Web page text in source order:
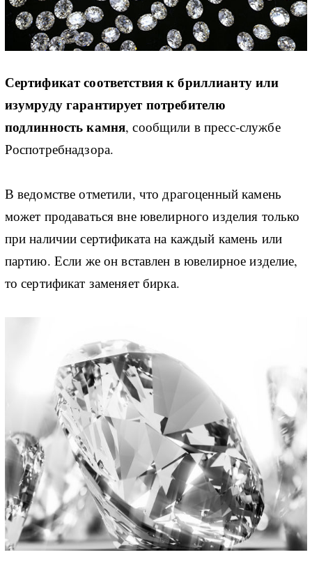
Сертификат соответствия к бриллианту или
изумруду гарантирует потребителю
подлинность камня, сообщили в пресс-службе
Роспотребнадзора.
В ведомстве отметили, что драгоценный камень
может продаваться вне ювелирного изделия только
при наличии сертификата на каждый камень или
партию. Если же он вставлен в ювелирное изделие,
то сертификат заменяет бирка.